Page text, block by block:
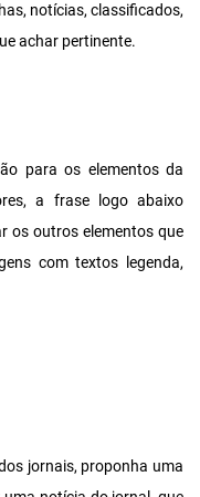
notícias, classificados,
achar pertinente.
para os elementos da
a frase logo abaixo
os outros elementos que
com textos legenda,
jornais, proponha uma